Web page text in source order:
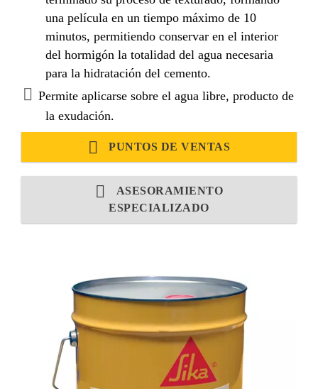
una película en un tiempo máximo de 10
minutos, permitiendo conservar en el interior
del hormigón la totalidad del agua necesaria
para la hidratación del cemento.
Permite aplicarse sobre el agua libre, producto de
la exudación.
PUNTOS DE VENTAS
ASESORAMIENTO
ESPECIALIZADO